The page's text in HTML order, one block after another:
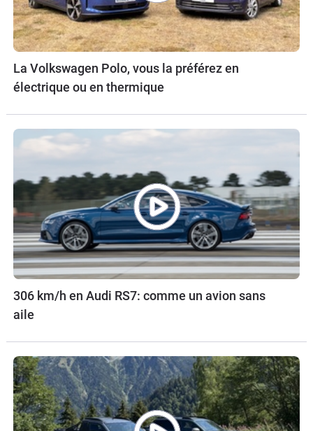
La Volkswagen Polo, vous la préférez en
électrique ou en thermique
306 km/h en Audi RS7: comme un avion sans
aile